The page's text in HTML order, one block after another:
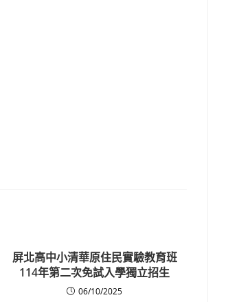
屏北高中小清華原住民實驗教育班
114年第二次免試入學獨立招生
06/10/2025